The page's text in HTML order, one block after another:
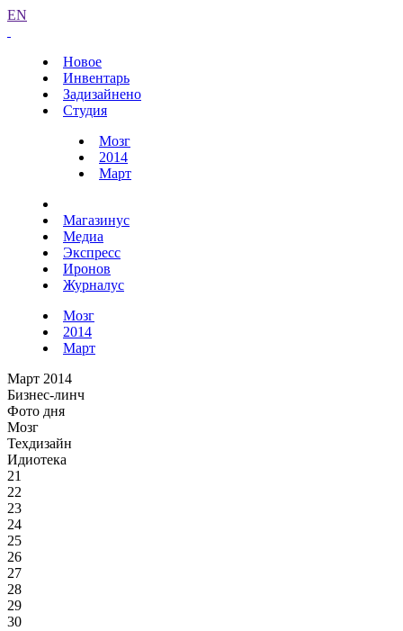
EN
Новое
Инвентарь
Задизайнено
Студия
Мозг
2014
Март
Магазинус
Медиа
Экспресс
Иронов
Журналус
Мозг
2014
Март
Март 2014
Бизнес-линч
Фото дня
Мозг
Техдизайн
Идиотека
21
22
23
24
25
26
27
28
29
30